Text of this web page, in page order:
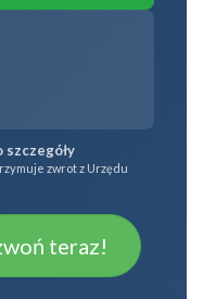
zwrot z Urzędu
teraz!